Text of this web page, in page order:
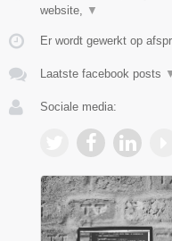
website, ▼
Er wordt gewerkt op
Laatste facebook posts
Sociale media: